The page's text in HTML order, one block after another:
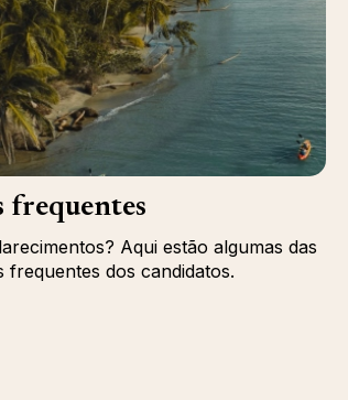
frequentes
Aqui estão algumas das
frequentes dos candidatos.